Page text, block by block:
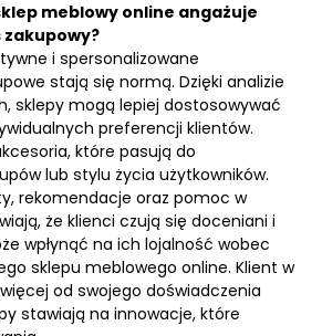
meblowy online angażuje
i spersonalizowane
stają się normą. Dzięki analizie
sklepy mogą lepiej dostosowywać
preferencji klientów.
które pasują do
lub stylu życia użytkowników.
rekomendacje oraz pomoc w
że klienci czują się doceniani i
wpłynąć na ich lojalność wobec
sklepu meblowego online. Klient w
od swojego doświadczenia
stawiają na innowacje, które